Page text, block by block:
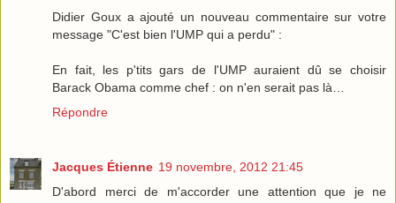
Didier Goux a ajouté un nouveau commentaire sur votre
message "C'est bien l'UMP qui a perdu" :
En fait, les p'tits gars de l'UMP auraient dû se choisir
Barack Obama comme chef : on n'en serait pas là…
Répondre
Jacques Étienne 19 novembre, 2012 21:45
D'abord merci de m'accorder une attention que je ne